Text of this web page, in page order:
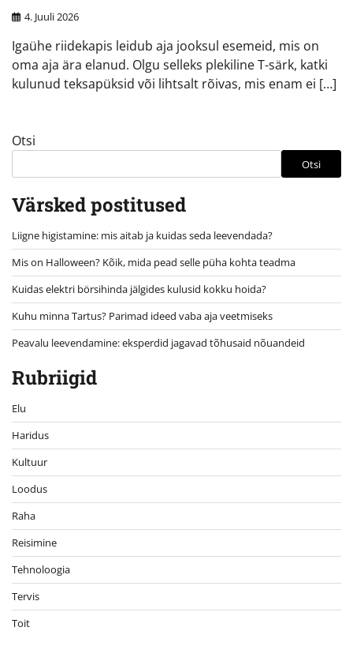
4. Juuli 2026
Igaühe riidekapis leidub aja jooksul esemeid, mis on
oma aja ära elanud. Olgu selleks plekiline T-särk, katki
kulunud teksapüksid või lihtsalt rõivas, mis enam ei […]
Otsi
Otsi
Värsked postitused
Liigne higistamine: mis aitab ja kuidas seda leevendada?
Mis on Halloween? Kõik, mida pead selle püha kohta teadma
Kuidas elektri börsihinda jälgides kulusid kokku hoida?
Kuhu minna Tartus? Parimad ideed vaba aja veetmiseks
Peavalu leevendamine: eksperdid jagavad tõhusaid nõuandeid
Rubriigid
Elu
Haridus
Kultuur
Loodus
Raha
Reisimine
Tehnoloogia
Tervis
Toit